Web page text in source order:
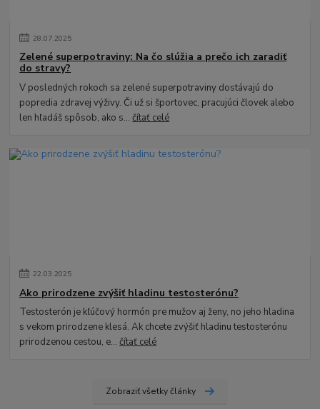
28.07.2025
Zelené superpotraviny: Na čo slúžia a prečo ich zaradiť
do stravy?
V posledných rokoch sa zelené superpotraviny dostávajú do
popredia zdravej výživy. Či už si športovec, pracujúci človek alebo
len hľadáš spôsob, ako s...čítať celé
22.03.2025
Ako prirodzene zvýšiť hladinu testosterónu?
Testosterón je kľúčový hormón pre mužov aj ženy, no jeho hladina
s vekom prirodzene klesá. Ak chcete zvýšiť hladinu testosterónu
prirodzenou cestou, e...čítať celé
Zobraziť všetky články